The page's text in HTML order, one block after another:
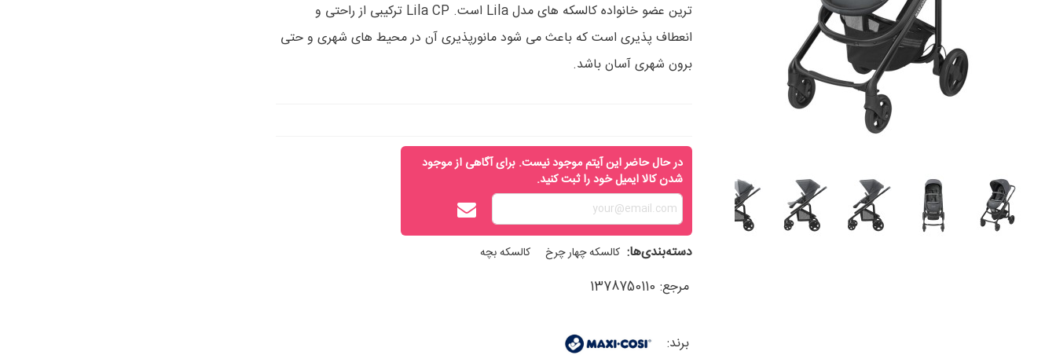
ترین عضو خانواده کالسکه های مدل Lila است. Lila CP ترکیبی از راحتی و
انعطاف پذیری است که باعث می شود مانورپذیری آن در محیط های شهری و حتی
برون شهری آسان باشد.
در حال حاضر این آیتم موجود نیست. برای آگاهی از موجود
شدن کالا ایمیل خود را ثبت کنید.
دسته‌بندی‌ها: کالسکه چهار چرخ کالسکه بچه
مرجع: 1378750110
برند: